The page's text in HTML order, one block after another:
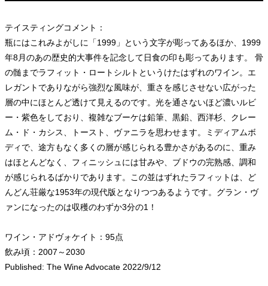
テイスティングコメント：
瓶にはこれみよがしに「1999」という文字が彫ってあるほか、1999
年8月のあの歴史的大事件を記念して日食の印も彫ってあります。 骨
の髄までラフィット・ロートシルトというけたはずれのワイン。エ
レガントでありながら強烈な風味が、重さを感じさせない広がった
層の中にほとんど透けて見えるのです。光を通さないほど濃いルビ
ー・紫色をしており、複雑なブーケは鉛筆、黒鉛、西洋杉、クレー
ム・ド・カシス、トースト、ヴァニラを思わせます。ミディアムボ
ディで、途方もなく多くの層が感じられる豊かさがあるのに、重み
はほとんどなく、フィニッシュには甘みや、ブドウの完熟感、調和
が感じられるばかりであります。この並はずれたラフィットは、ど
んどん荘厳な1953年の現代版となりつつあるようです。グラン・ヴ
ァンになったのは収穫のわずか3分の1！
ワイン・アドヴォケイト：95点
飲み頃：2007～2030
Published: The Wine Advocate 2022/9/12